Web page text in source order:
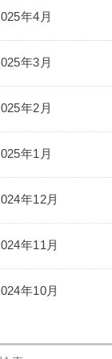
年4月
年3月
年2月
年1月
年12月
年11月
年10月